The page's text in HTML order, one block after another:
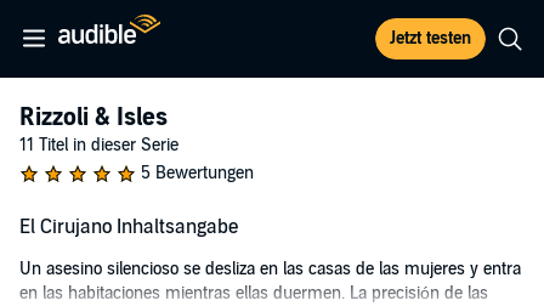
Jetzt testen
Rizzoli & Isles
11 Titel in dieser Serie
5 Bewertungen
El Cirujano Inhaltsangabe
Un asesino silencioso se desliza en las casas de las mujeres y entra
en las habitaciones mientras ellas duermen. La precisión de las